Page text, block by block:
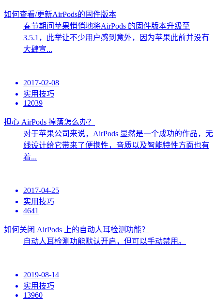
如何查看/更新AirPods的固件版本
春节期间苹果悄悄地将AirPods 的固件版本升级至
3.5.1，此举让不少用户感到意外，因为苹果此前并没有
大肆宣...
2017-02-08
实用技巧
12039
担心 AirPods 掉落怎么办？
对于苹果公司来说，AirPods 显然是一个成功的作品，无
线设计给它带来了便携性，音质以及智能特性方面也有
着...
2017-04-25
实用技巧
4641
如何关闭 AirPods 上的自动人耳检测功能？
自动人耳检测功能默认开启，但可以手动禁用。
2019-08-14
实用技巧
13960